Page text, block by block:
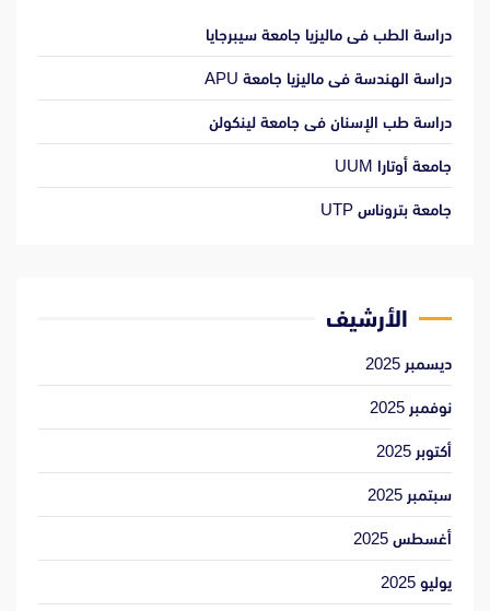
دراسة الطب فى ماليزيا جامعة سيبرجايا
دراسة الهندسة فى ماليزيا جامعة APU
دراسة طب الإسنان فى جامعة لينكولن
جامعة أوتارا UUM
جامعة بتروناس UTP
الأرشيف
ديسمبر 2025
نوفمبر 2025
أكتوبر 2025
سبتمبر 2025
أغسطس 2025
يوليو 2025